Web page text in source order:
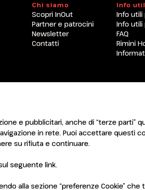
e pubblicitari, anche di “terze
in rete. Puoi accettare questi
su rifiuta e continuare.
seguente link.
alla sezione “preferenze Cookie” che
Chi siamo
Scopri InOut
Partner e patrocini
Newsletter
Contatti
Info
Info utili
Info utili
FAQ
Rimini
Privacy Policy-Cookie Policy-Preferenze